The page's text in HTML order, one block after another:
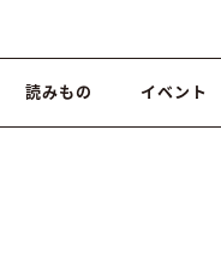
読みもの イベント